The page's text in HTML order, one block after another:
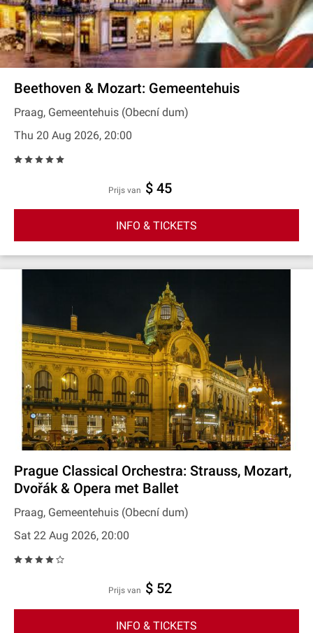
Beethoven & Mozart: Gemeentehuis
Praag, Gemeentehuis (Obecní dum)
Thu 20 Aug 2026, 20:00
prijs van $ 45
INFO & TICKETS
Prague Classical Orchestra: Strauss, Mozart,
Dvořák & Opera met Ballet
Praag, Gemeentehuis (Obecní dum)
Sat 22 Aug 2026, 20:00
prijs van $ 52
INFO & TICKETS